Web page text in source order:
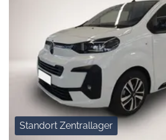
Standort Zentrallager